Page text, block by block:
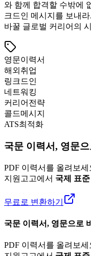
와 함께 합격할 수밖에
크드인 메시지를 보내
바꿀 글로벌 커리어의
영문이력서
해외취업
링크드인
네트워킹
커리어전략
콜드메시지
ATS최적화
국문 이력서, 영문
PDF 이력서를 올려보세
지원고고에서 국제 표
무료로 변환하기
국문 이력서, 영문으로
PDF 이력서를 올려보세